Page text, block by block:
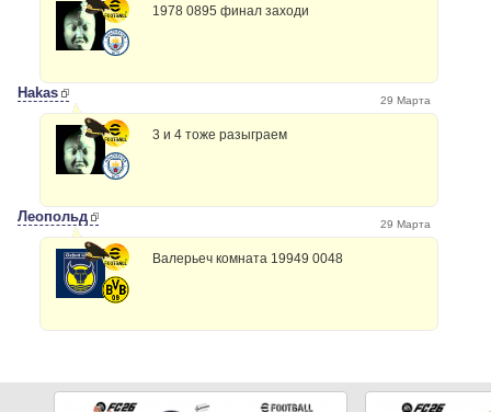
1978 0895 финал заходи
Hakas 29 Марта
3 и 4 тоже разыграем
Леопольд 29 Марта
Валерьеч комната 19949 0048